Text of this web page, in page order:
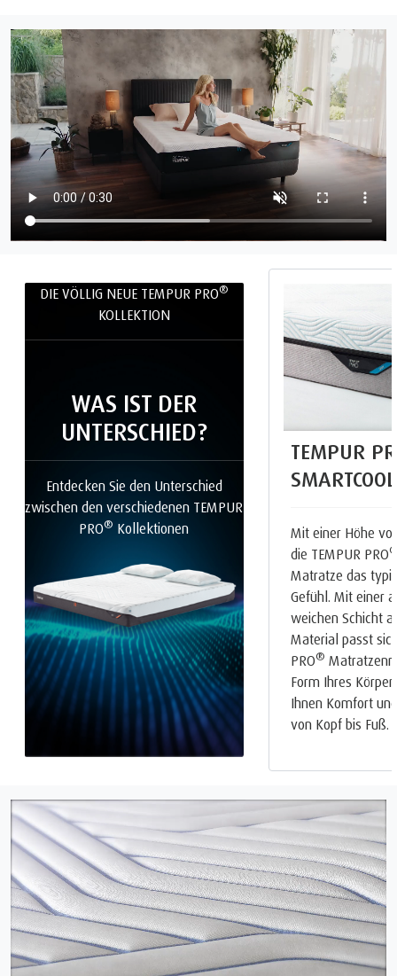
DIE VÖLLIG NEUE TEMPUR PRO®
KOLLEKTION
WAS IST DER
UNTERSCHIED?
Entdecken Sie den Unterschied
zwischen den verschiedenen TEMPUR
PRO® Kollektionen
TEMPUR
SMARTCOOL
Mit einer Höhe
die TEMPUR PRO
Matratze das
Gefühl. Mit einer
weichen Schicht
Material passt
PRO®
Form Ihres
Ihnen Komfort
von Kopf bis Fuß.